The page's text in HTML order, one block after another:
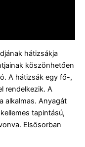
hátizsákja
köszönhetően
A hátizsák egy fő-,
rendelkezik. A
alkalmas. Anyagát
tapintású,
Elsősorban